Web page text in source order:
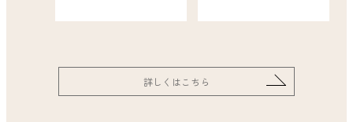
詳しくはこちら